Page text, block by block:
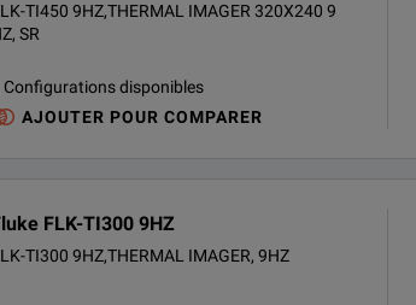
TI450 9HZ,THERMAL IMAGER 320X240 9
SR
Configurations disponibles
AJOUTER POUR COMPARER
FLK-TI300 9HZ
TI300 9HZ,THERMAL IMAGER, 9HZ